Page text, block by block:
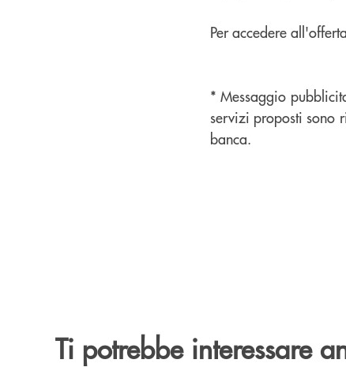
Per accedere
* Messaggio
servizi proposti sono
banca.
Ti potrebbe interessare